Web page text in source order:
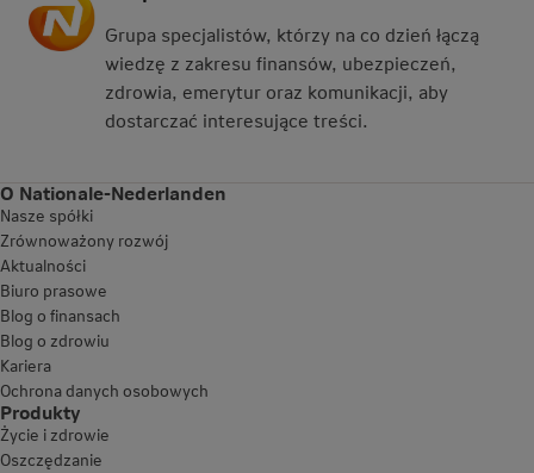
Grupa specjalistów, którzy na co dzień łączą
wiedzę z zakresu finansów, ubezpieczeń,
zdrowia, emerytur oraz komunikacji, aby
dostarczać interesujące treści.
O Nationale-Nederlanden
Nasze spółki
Zrównoważony rozwój
Aktualności
Biuro prasowe
Blog o finansach
Blog o zdrowiu
Kariera
Ochrona danych osobowych
Produkty
Życie i zdrowie
Oszczędzanie